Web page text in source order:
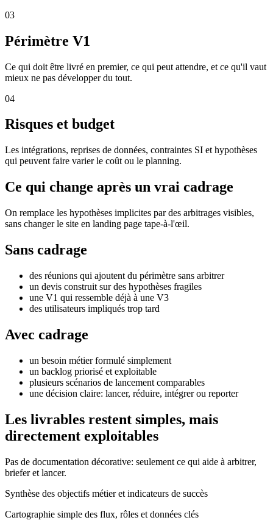
03
Périmètre V1
Ce qui doit être livré en premier, ce qui peut attendre, et ce qu'il vaut
mieux ne pas développer du tout.
04
Risques et budget
Les intégrations, reprises de données, contraintes SI et hypothèses
qui peuvent faire varier le coût ou le planning.
Ce qui change après un vrai cadrage
On remplace les hypothèses implicites par des arbitrages visibles,
sans changer le site en landing page tape-à-l'œil.
Sans cadrage
des réunions qui ajoutent du périmètre sans arbitrer
un devis construit sur des hypothèses fragiles
une V1 qui ressemble déjà à une V3
des utilisateurs impliqués trop tard
Avec cadrage
un besoin métier formulé simplement
un backlog priorisé et exploitable
plusieurs scénarios de lancement comparables
une décision claire: lancer, réduire, intégrer ou reporter
Les livrables restent simples, mais
directement exploitables
Pas de documentation décorative: seulement ce qui aide à arbitrer,
briefer et lancer.
Synthèse des objectifs métier et indicateurs de succès
Cartographie simple des flux, rôles et données clés